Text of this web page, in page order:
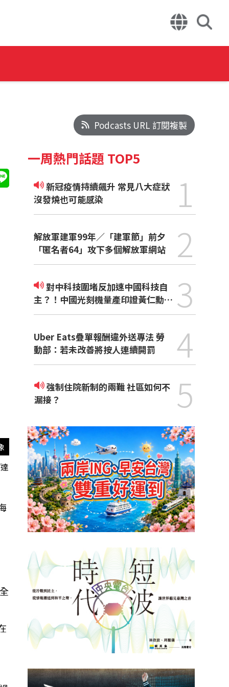
Podcasts URL 訂閱複製
一周熱門話題 TOP5
新冠疫情持續飆升 常見八大症狀
沒發燒也可能感染
1
解放軍建軍99年／「建軍節」前夕
「匿名者64」攻下多個解放軍網站
2
對中科技圍堵反加速中國科技自
主？！中國光刻機量產印證黃仁勳觀
點
3
Uber Eats疊單報酬違外送專法 勞
動部：若未改善將按人連續開罰
4
強制住院新制的兩難 社區如何不
漏接？
5